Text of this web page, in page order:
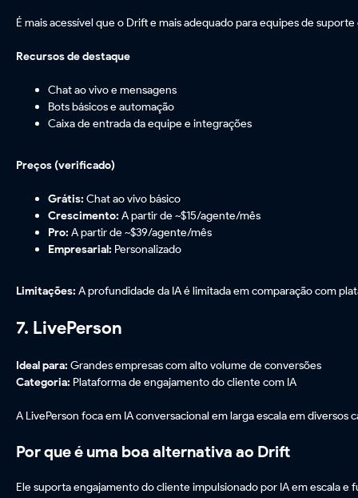
É mais acessível que o Drift e mais adequado para equipes de
Recursos de destaque
Chat ao vivo e mensagens
Bots básicos e automação
Caixa de entrada da equipe e integrações
Preços (verificado)
Grátis: Chat ao vivo básico
Crescimento: A partir de ~$15/agente/mês
Pro: A partir de ~$39/agente/mês
Empresarial: Personalizado
Limitações: A profundidade da IA é limitada em comparação com
7. LivePerson
Ideal para: Grandes empresas com alto volume de conversões
Categoria: Plataforma de engajamento do cliente com IA
A LivePerson foca em IA conversacional em larga escala em diversos
Por que é uma boa alternativa ao Drift
Ele suporta engajamento do cliente impulsionado por IA em escala